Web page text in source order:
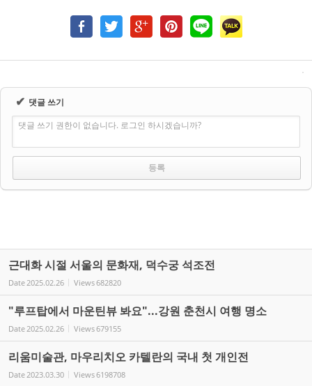
✔ 댓글 쓰기
댓글 쓰기 권한이 없습니다. 로그인 하시겠습니까?
근대화 시절 서울의 문화재, 덕수궁 석조전
Date2025.02.26 Views682820
"루프탑에서 마운틴뷰 봐요"...강원 춘천시 여행 명소
Date2025.02.26 Views679155
리움미술관, 마우리치오 카텔란의 국내 첫 개인전
Date2023.03.30 Views6198708